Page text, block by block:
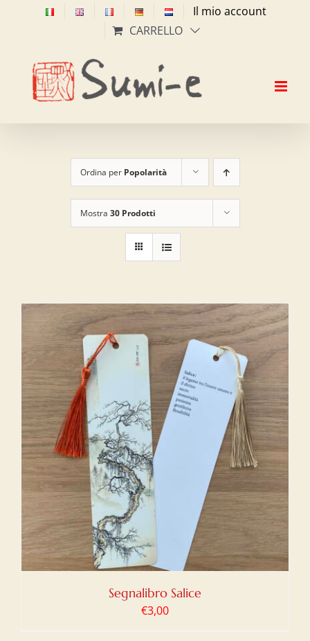
Il mio account
CARRELLO
Ordina per Popolarità
Mostra 30 Prodotti
Segnalibro Salice
€3,00